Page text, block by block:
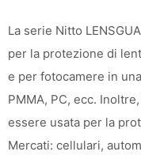
La serie Nitto
per la protezione di
e per fotocamere in
PMMA, PC, ecc.
essere usata per la
Mercati: cellulari,